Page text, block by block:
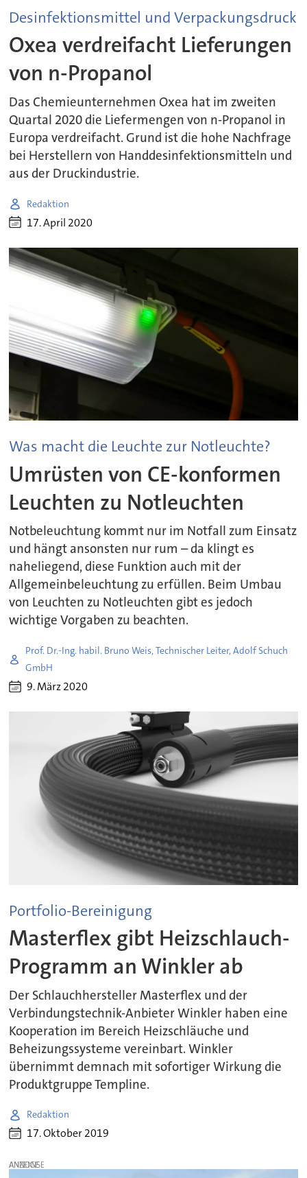
Desinfektionsmittel und Verpackungsdruck
Oxea verdreifacht Lieferungen
von n-Propanol
Das Chemieunternehmen Oxea hat im zweiten
Quartal 2020 die Liefermengen von n-Propanol in
Europa verdreifacht. Grund ist die hohe Nachfrage
bei Herstellern von Handdesinfektionsmitteln und
aus der Druckindustrie.
Redaktion
17. April 2020
Was macht die Leuchte zur Notleuchte?
Umrüsten von CE-konformen
Leuchten zu Notleuchten
Notbeleuchtung kommt nur im Notfall zum Einsatz
und hängt ansonsten nur rum – da klingt es
naheliegend, diese Funktion auch mit der
Allgemeinbeleuchtung zu erfüllen. Beim Umbau
von Leuchten zu Notleuchten gibt es jedoch
wichtige Vorgaben zu beachten.
Prof. Dr.-Ing. habil. Bruno Weis, Technischer Leiter, Adolf Schuch
GmbH
9. März 2020
Portfolio-Bereinigung
Masterflex gibt Heizschlauch-
Programm an Winkler ab
Der Schlauchhersteller Masterflex und der
Verbindungstechnik-Anbieter Winkler haben eine
Kooperation im Bereich Heizschläuche und
Beheizungssysteme vereinbart. Winkler
übernimmt demnach mit sofortiger Wirkung die
Produktgruppe Templine.
Redaktion
17. Oktober 2019
ANZEIGE